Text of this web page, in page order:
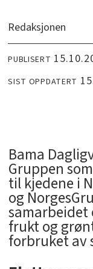
Redaksjonen
PUBLISERT
SIST OPPDATERT
Bama
Gruppen
til kjedene i
og
frukt og
forbruket av